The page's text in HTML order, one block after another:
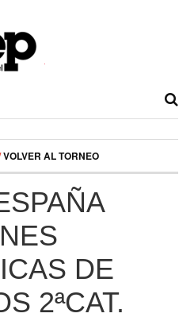
VOLVER AL TORNEO
DE
2ªCAT.